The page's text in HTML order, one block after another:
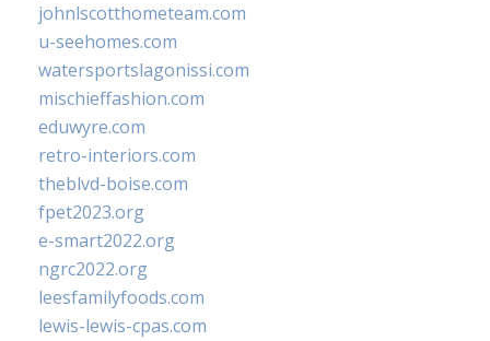
johnlscotthometeam.com
u-seehomes.com
watersportslagonissi.com
mischieffashion.com
eduwyre.com
retro-interiors.com
theblvd-boise.com
fpet2023.org
e-smart2022.org
ngrc2022.org
leesfamilyfoods.com
lewis-lewis-cpas.com